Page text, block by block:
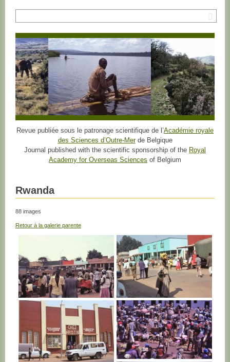
Revue publiée sous le patronage scientifique de l’Académie royale
des Sciences d’Outre-Merde Belgique
Journal published with the scientific sponsorship of the Royal
Academy for Overseas Sciences of Belgium
Rwanda
88 images
Retour à la galerie parente
RWANDA RWANDA